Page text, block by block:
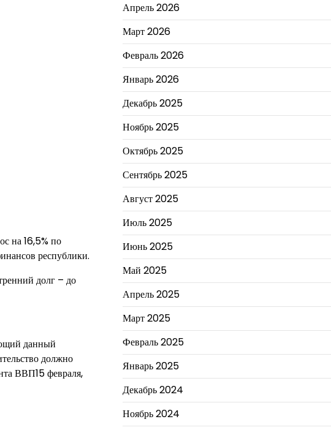
на 16,5% по
республики.
долг – до
данный
должно
ВВП15 февраля,
Апрель 2026
Март 2026
Февраль 2026
Январь 2026
Декабрь 2025
Ноябрь 2025
Октябрь 2025
Сентябрь 2025
Август 2025
Июль 2025
Июнь 2025
Май 2025
Апрель 2025
Март 2025
Февраль 2025
Январь 2025
Декабрь 2024
Ноябрь 2024